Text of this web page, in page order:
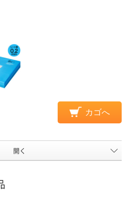
カゴへ
開く